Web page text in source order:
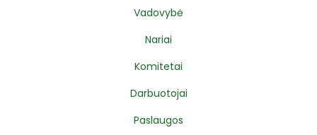
Vadovybė
Nariai
Komitetai
Darbuotojai
Paslaugos